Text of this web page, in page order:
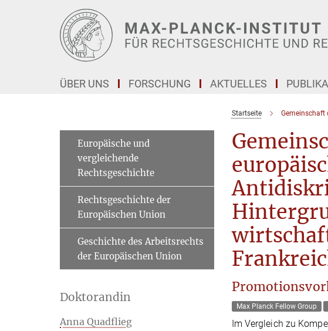
ÜBER UNS FORSCHUNG AKTUELLES
Startseite Gemeinschaft
Max Planck Fellow Group
Im Vergleich zu
Europäische und
vergleichende
Rechtsgeschichte
Rechtsgeschichte der
Europäischen Union
Geschichte des Arbeitsrechts
der Europäischen Union
Doktorandin
Anna Quadflieg